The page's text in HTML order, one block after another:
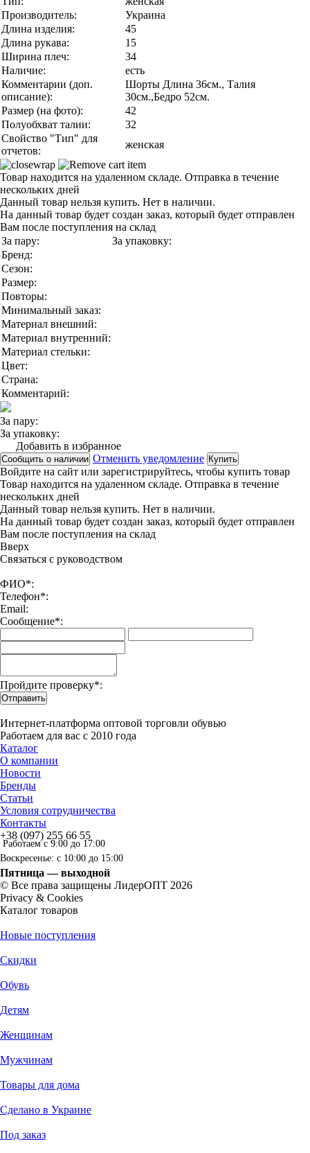
Производитель:
Украина
Длина изделия:
45
Длина рукава:
15
Ширина плеч:
34
Наличие:
есть
Комментарии (доп.
описание):
Шорты Длина 36см., Талия
30см.,Бедро 52см.
Размер (на фото):
42
Полуобхват талии:
32
Свойство "Тип" для
отчетов:
женская
Товар находится на удаленном складе. Отправка в течение
нескольких дней
Данный товар нельзя купить. Нет в наличии.
На данный товар будет создан заказ, который будет отправлен
Вам после поступления на склад
За пару:
За упаковку:
Бренд:
Сезон:
Размер:
Повторы:
Минимальный заказ:
Материал внешний:
Материал внутренний:
Материал стельки:
Цвет:
Страна:
Комментарий:
За пару:
За упаковку:
Добавить в избранное
Сообщить о наличии Отменить уведомление Купить
Войдите на сайт или зарегистрируйтесь, чтобы купить товар
Товар находится на удаленном складе. Отправка в течение
нескольких дней
Данный товар нельзя купить. Нет в наличии.
На данный товар будет создан заказ, который будет отправлен
Вам после поступления на склад
Вверx
Связаться с руководством
ФИО*:
Телефон*:
Email:
Сообщение*:
Пройдите проверку*:
Отправить
Интернет-платформа оптовой торговли обувью
Работаем для вас с 2010 года
Каталог
О компании
Новости
Бренды
Статьи
Условия сотрудничества
Контакты
+38 (097) 255 66 55
Работаем с 9:00 до 17:00
Воскресенье: с 10:00 до 15:00
Пятница — выходной
© Все права защищены ЛидерОПТ 2026
Privacy & Cookies
Каталог товаров
Новые поступления
Скидки
Обувь
Детям
Женщинам
Мужчинам
Товары для дома
Сделано в Украине
Под заказ